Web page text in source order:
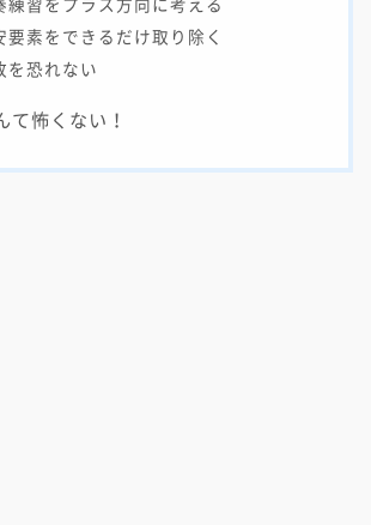
習をプラス方向に考える
素をできるだけ取り除く
恐れない
て怖くない！